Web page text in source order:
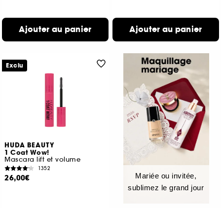
Ajouter au panier Ajouter au panier
HUDA BEAUTY
1 Coat Wow!
Mascara lift et volume
1352
26,00€
Exclu
Mariée ou invitée,
sublimez le grand jour